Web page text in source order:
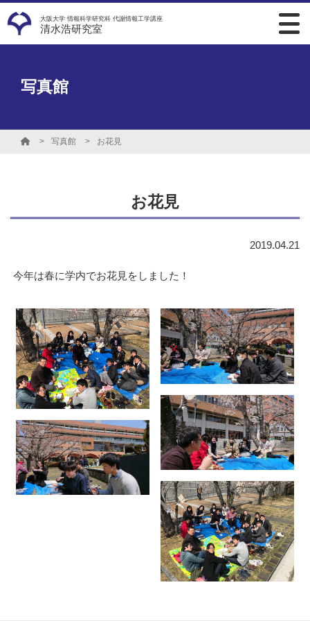
大阪大学 情報科学研究科 代謝情報工学講座
清水浩研究室
写真館
写真館 お花見
お花見
2019.04.21
今年は春に学内でお花見をしました！